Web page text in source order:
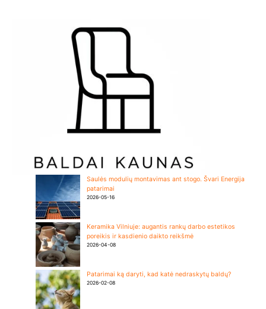
Saulės modulių montavimas ant stogo. Švari Energija
patarimai
2026-05-16
Keramika Vilniuje: augantis rankų darbo estetikos
poreikis ir kasdienio daikto reikšmė
2026-04-08
Patarimai ką daryti, kad katė nedraskytų baldų?
2026-02-08